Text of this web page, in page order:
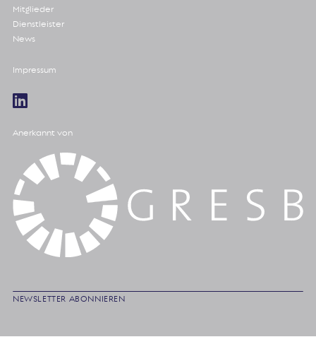
Mitglieder
Dienstleister
News
Impressum
Anerkannt von
NEWSLETTER ABONNIEREN